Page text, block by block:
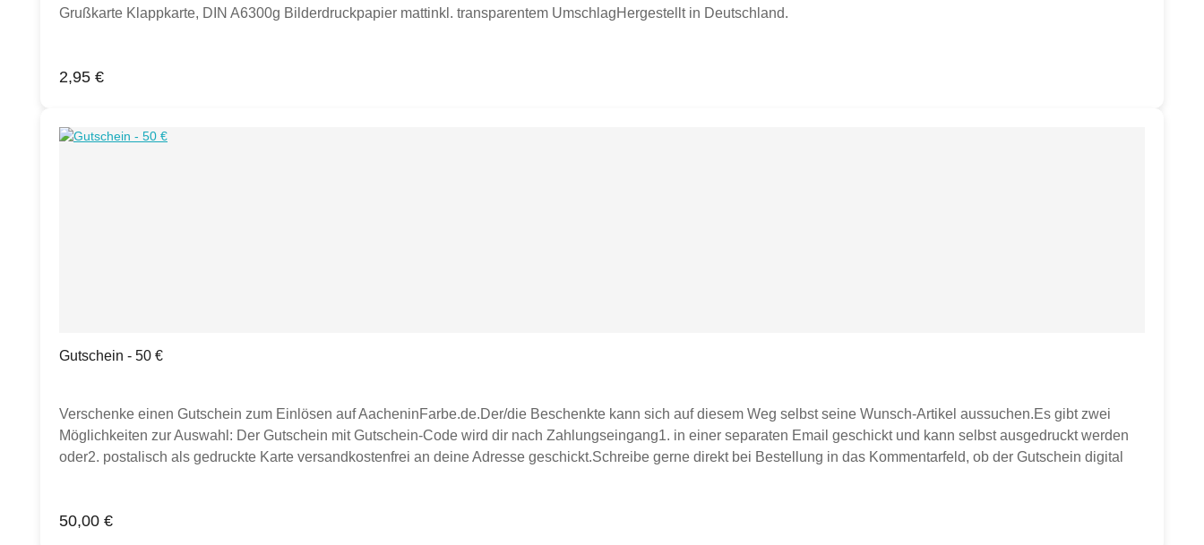
Grußkarte Klappkarte, DIN A6300g Bilderdruckpapier mattinkl. transparentem UmschlagHergestellt in Deutschland.
Regulärer Preis:
2,95 €
Gutschein - 50 €
Verschenke einen Gutschein zum Einlösen auf AacheninFarbe.de.Der/die Beschenkte kann sich auf diesem Weg selbst seine Wunsch-Artikel aussuchen.Es gibt zwei
Möglichkeiten zur Auswahl: Der Gutschein mit Gutschein-Code wird dir nach Zahlungseingang1. in einer separaten Email geschickt und kann selbst ausgedruckt werden
oder2. postalisch als gedruckte Karte versandkostenfrei an deine Adresse geschickt.Schreibe gerne direkt bei Bestellung in das Kommentarfeld, ob der Gutschein digital
sind separat zu zahlen. Bestellungen ab 50 € werden versandkostenfrei verschickt.Gutscheine sind für unterschiedliche Beträge erhältlich.
Regulärer Preis:
50,00 €